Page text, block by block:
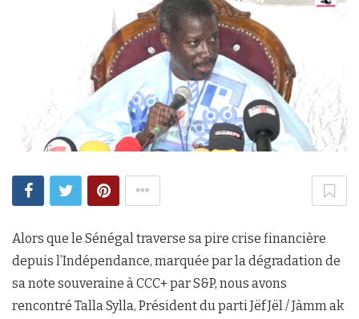
Alors que le Sénégal traverse sa pire crise financière
depuis l’Indépendance, marquée par la dégradation de
sa note souveraine à CCC+ par S&P, nous avons
rencontré Talla Sylla, Président du parti Jëf Jël / Jàmm ak